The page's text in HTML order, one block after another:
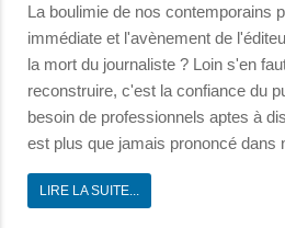
La boulimie de nos contemporains
immédiate et l'avènement de
la mort du journaliste ? Loin s'en
reconstruire, c'est la confiance du
besoin de professionnels aptes à
est plus que jamais prononcé dans
LIRE LA SUITE...